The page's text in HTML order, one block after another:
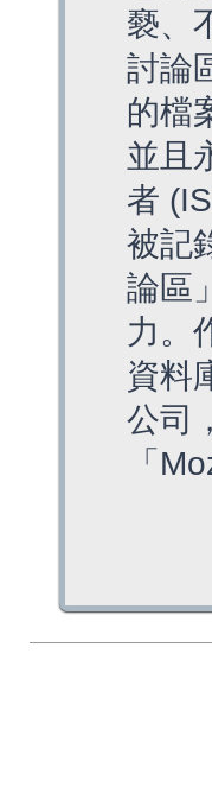
褻、
討論
的檔
並且
者
被記
論區
力。
資料
公司
「